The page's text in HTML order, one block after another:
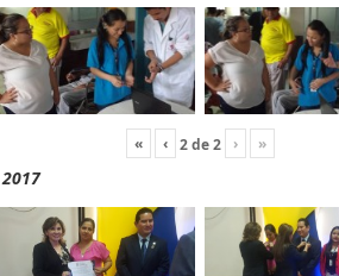
« ‹ 2de2 › »